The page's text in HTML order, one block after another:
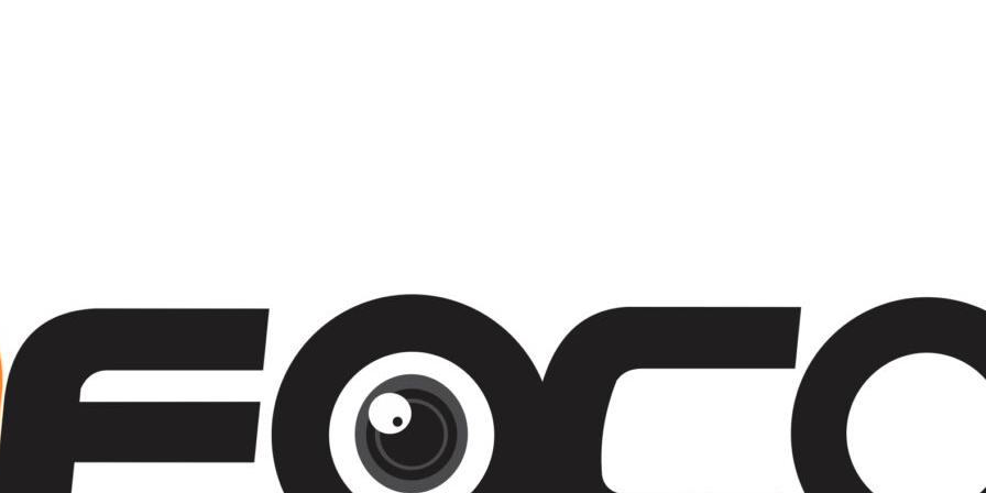
e reforçam a cidade como destino de cultura e tradição
do artista Vik Muniz